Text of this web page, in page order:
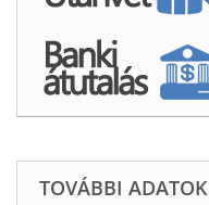
TOVÁBBI ADATOK